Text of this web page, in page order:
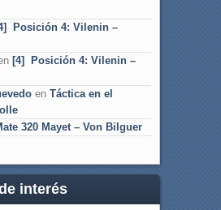
Posición 4: Vilenin –
[4] Posición 4: Vilenin –
en Táctica en el
320 Mayet – Von Bilguer
interés